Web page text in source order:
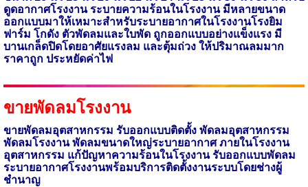
ดูดอากาศโรงงาน ระบายความร้อนในโรงงาน มีหลายขนาด
ออกแบบมาให้เหมาะสำหรับระบายอากาศในโรงงานโรงยิม
ฟาร์ม โกดัง ตัวพัดลมและใบพัด ถูกออกแบบอย่างแข็งแรง มี
บานเกล็ดปิดโดยอาศัยแรงลม และตุ้มถ่วง ให้ปริมาณลมมาก
ราคาถูก ประหยัดค่าไฟ
ขายพัดลมโรงงาน
ขายพัดลมอุตสาหกรรม รับออกแบบติดตั้ง พัดลมอุตสาหกรรม
พัดลมโรงงานพัดลมขนาดใหญ่ระบายอากาศ ภายในโรงงาน
อุตสาหกรรม แก้ปัญหาความร้อนในโรงงาน รับออกแบบพัดลม
ระบายอากาศโรงงานพร้อมบริการติดตั้งงานระบบโดยช่างผู้
ชำนาญ